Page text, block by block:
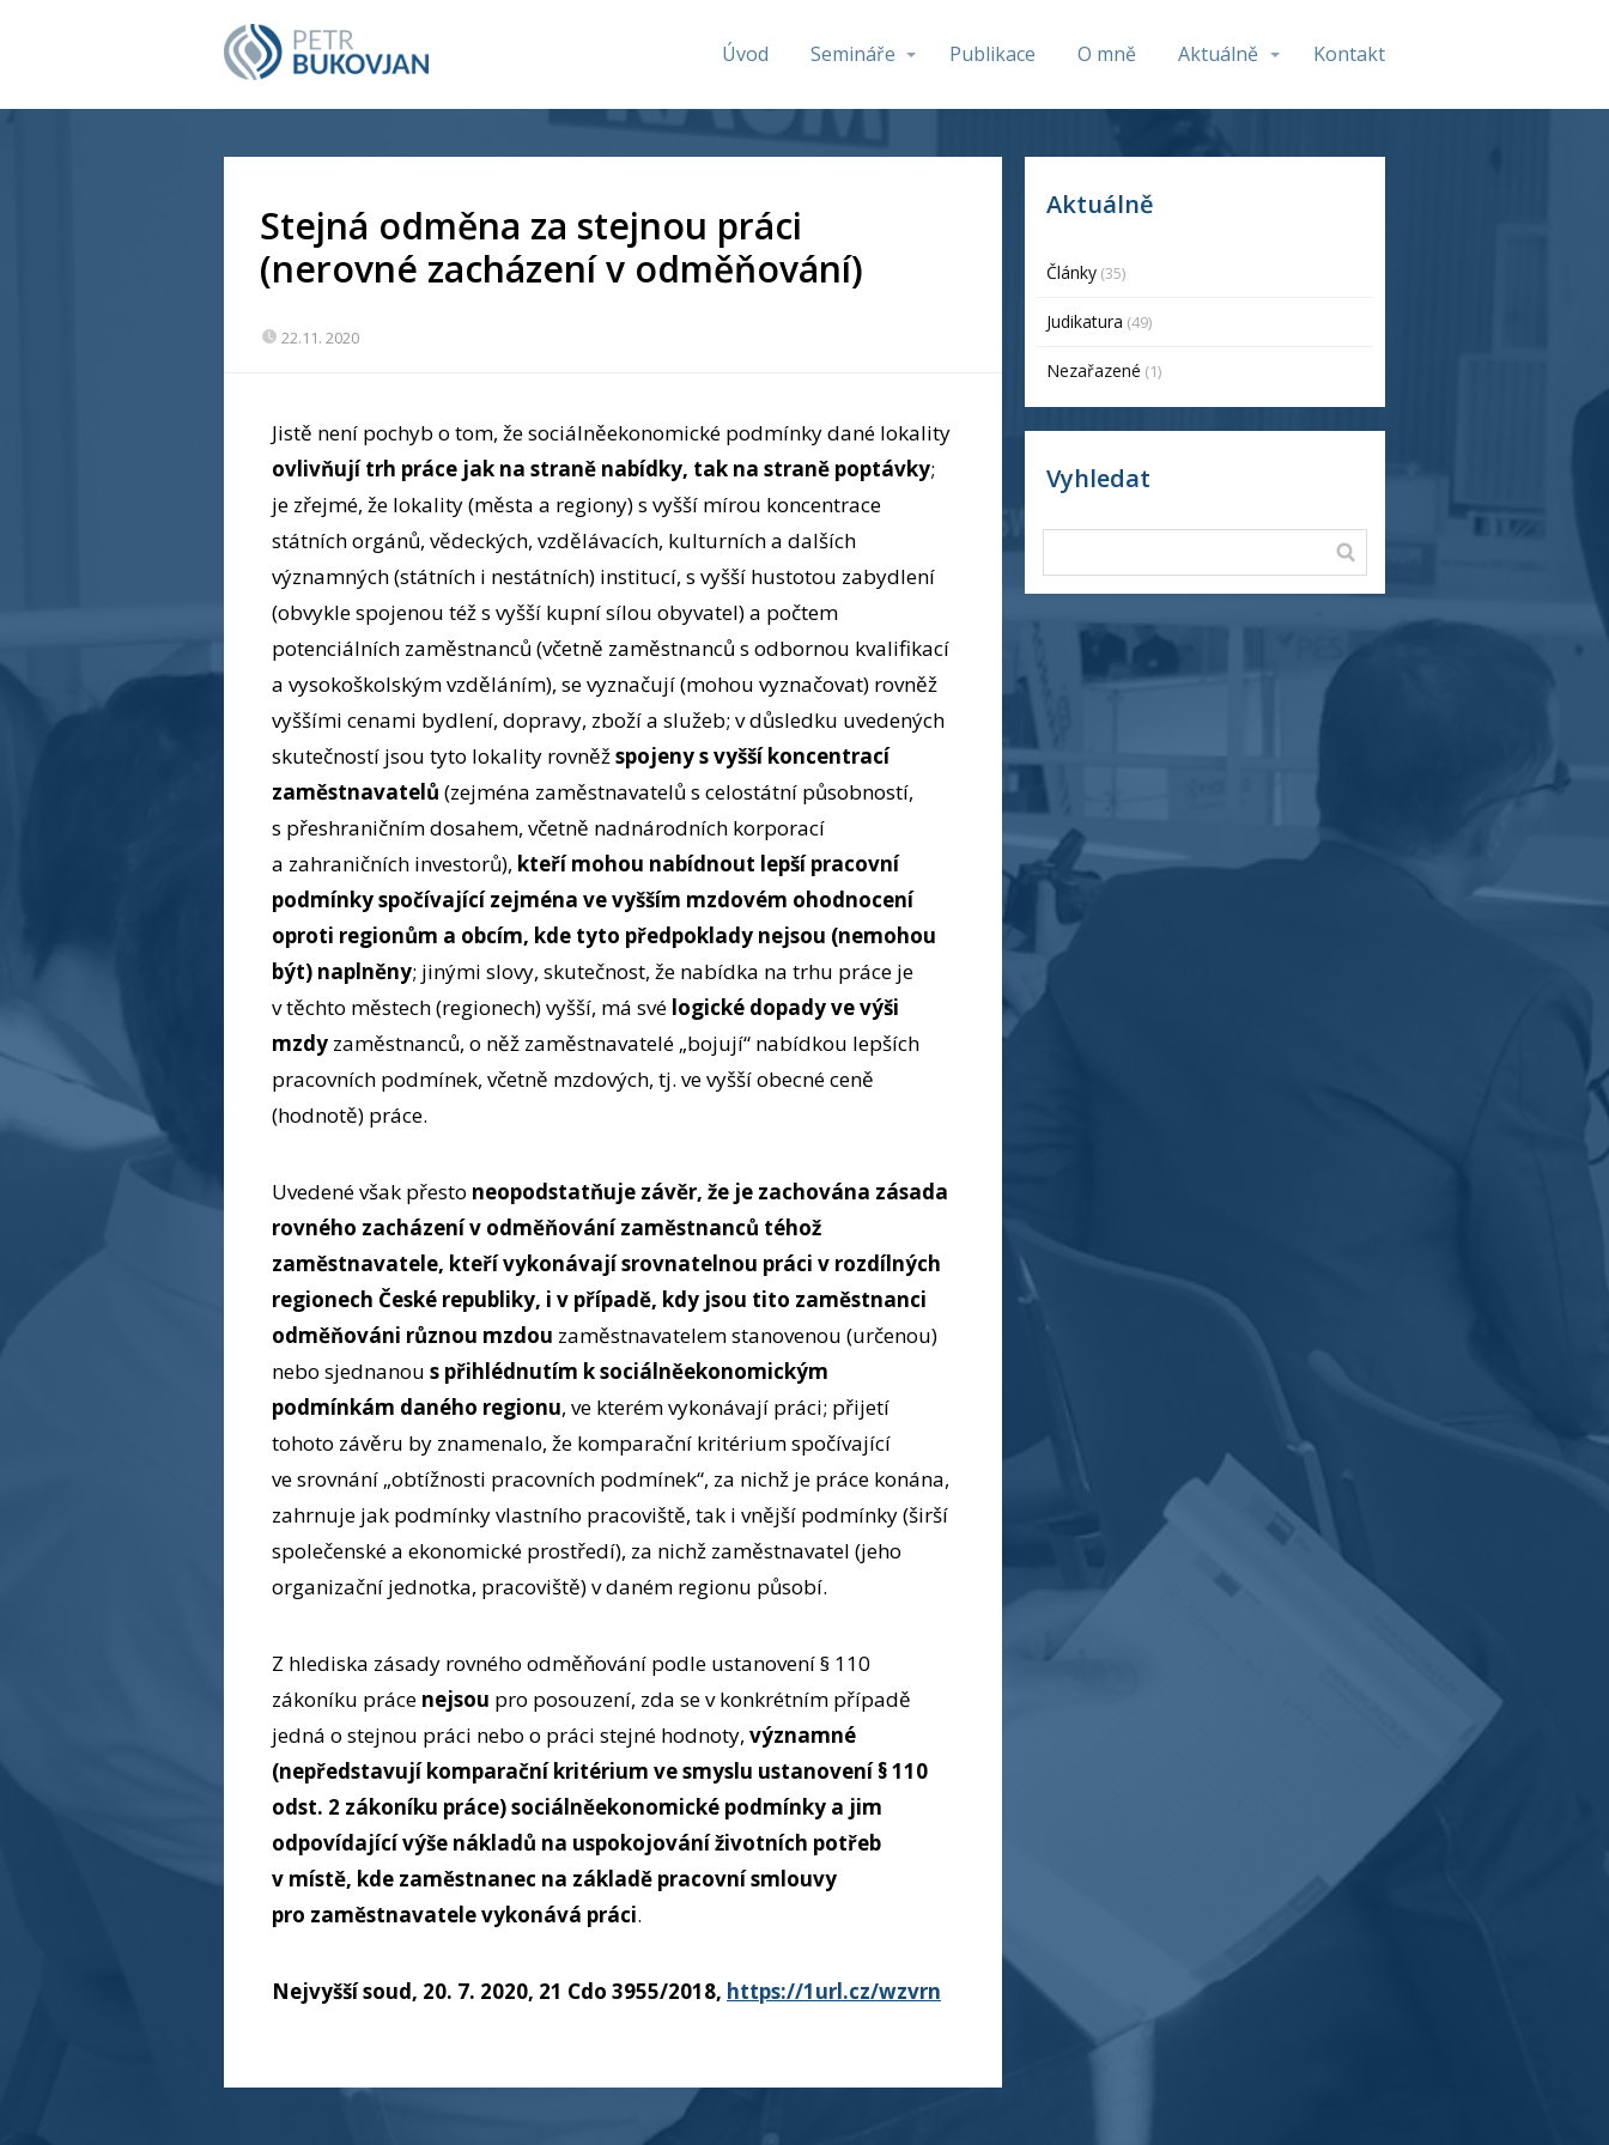
Úvod Semináře Publikace O mně Aktuálně Kontakt
Stejná odměna za stejnou práci
(nerovné zacházení v odměňování)
22.11. 2020
Jistě není pochyb o tom, že sociálněekonomické podmínky dané lokality
ovlivňují trh práce jak na straně nabídky, tak na straně poptávky;
je zřejmé, že lokality (města a regiony) s vyšší mírou koncentrace
státních orgánů, vědeckých, vzdělávacích, kulturních a dalších
významných (státních i nestátních) institucí, s vyšší hustotou zabydlení
(obvykle spojenou též s vyšší kupní sílou obyvatel) a počtem
potenciálních zaměstnanců (včetně zaměstnanců s odbornou kvalifikací
a vysokoškolským vzděláním), se vyznačují (mohou vyznačovat) rovněž
vyššími cenami bydlení, dopravy, zboží a služeb; v důsledku uvedených
skutečností jsou tyto lokality rovněžspojeny s vyšší koncentrací
zaměstnavatelů (zejména zaměstnavatelů s celostátní působností,
s přeshraničním dosahem, včetně nadnárodních korporací
a zahraničních investorů), kteří mohou nabídnout lepší pracovní
podmínky spočívající zejména ve vyšším mzdovém ohodnocení
oproti regionům a obcím, kde tyto předpoklady nejsou (nemohou
být) naplněny; jinými slovy, skutečnost, že nabídka na trhu práce je
v těchto městech (regionech) vyšší, má své logické dopady ve výši
mzdy zaměstnanců, o něž zaměstnavatelé „bojují“ nabídkou lepších
pracovních podmínek, včetně mzdových, tj. ve vyšší obecné ceně
(hodnotě) práce.
Uvedené však přesto neopodstatňuje závěr, že je zachována zásada
rovného zacházení v odměňování zaměstnanců téhož
zaměstnavatele, kteří vykonávají srovnatelnou práci v rozdílných
regionech České republiky, i v případě, kdy jsou tito zaměstnanci
odměňováni různou mzdou zaměstnavatelem stanovenou (určenou)
nebo sjednanou s přihlédnutím k sociálněekonomickým
podmínkám daného regionu, ve kterém vykonávají práci; přijetí
tohoto závěru by znamenalo, že komparační kritérium spočívající
ve srovnání „obtížnosti pracovních podmínek“, za nichž je práce konána,
zahrnuje jak podmínky vlastního pracoviště, tak i vnější podmínky (širší
společenské a ekonomické prostředí), za nichž zaměstnavatel (jeho
organizační jednotka, pracoviště) v daném regionu působí.
Z hlediska zásady rovného odměňování podle ustanovení § 110
zákoníku práce nejsou pro posouzení, zda se v konkrétním případě
jedná o stejnou práci nebo o práci stejné hodnoty, významné
(nepředstavují komparační kritérium ve smyslu ustanovení § 110
odst. 2 zákoníku práce) sociálněekonomické podmínky a jim
odpovídající výše nákladů na uspokojování životních potřeb
v místě, kde zaměstnanec na základě pracovní smlouvy
pro zaměstnavatele vykonává práci.
Nejvyšší soud, 20. 7. 2020, 21 Cdo 3955/2018, https://1url.cz/wzvrn
Aktuálně
Články (35)
Judikatura (49)
Nezařazené (1)
Vyhledat